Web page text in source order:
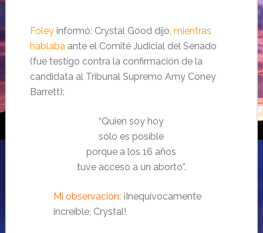
Foleyinformó: Crystal Good dijo, mientras
hablabaante el Comité Judicial del Senado
(fue testigo contra la confirmación de la
candidata al Tribunal Supremo Amy Coney
Barrett):
“Quien soy hoy
sólo es posible
porque a los 16 años
tuve acceso a un aborto”.
Mi observación: ¡Inequívocamente
increíble, Crystal!